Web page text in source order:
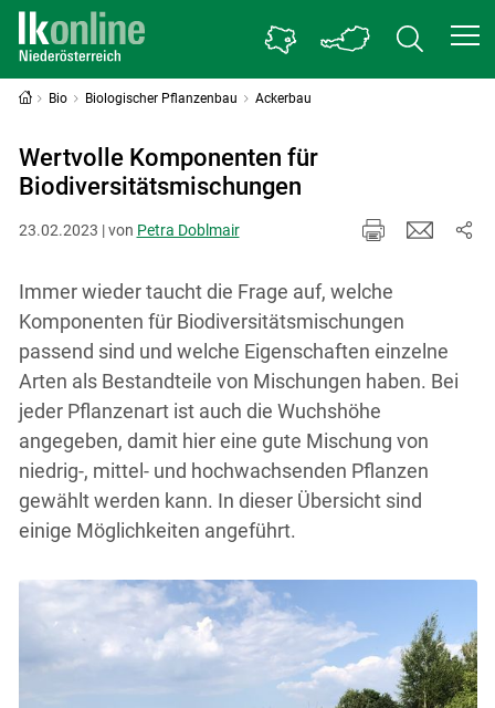
Bio Biologischer Pflanzenbau Ackerbau
Wertvolle Komponenten für
Biodiversitätsmischungen
23.02.2023 | von Petra Doblmair
Immer wieder taucht die Frage auf, welche
Komponenten für Biodiversitätsmischungen
passend sind und welche Eigenschaften einzelne
Arten als Bestandteile von Mischungen haben. Bei
jeder Pflanzenart ist auch die Wuchshöhe
angegeben, damit hier eine gute Mischung von
niedrig-, mittel- und hochwachsenden Pflanzen
gewählt werden kann. In dieser Übersicht sind
einige Möglichkeiten angeführt.